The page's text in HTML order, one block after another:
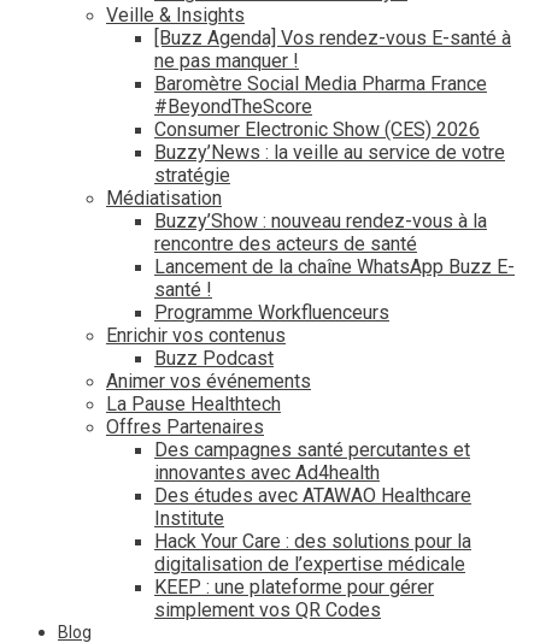
Veille & Insights
[Buzz Agenda] Vos rendez-vous E-santé à
ne pas manquer !
Baromètre Social Media Pharma France
#BeyondTheScore
Consumer Electronic Show (CES) 2026
Buzzy’News : la veille au service de votre
stratégie
Médiatisation
Buzzy’Show : nouveau rendez-vous à la
rencontre des acteurs de santé
Lancement de la chaîne WhatsApp Buzz E-
santé !
Programme Workfluenceurs
Enrichir vos contenus
Buzz Podcast
Animer vos événements
La Pause Healthtech
Offres Partenaires
Des campagnes santé percutantes et
innovantes avec Ad4health
Des études avec ATAWAO Healthcare
Institute
Hack Your Care : des solutions pour la
digitalisation de l’expertise médicale
KEEP : une plateforme pour gérer
simplement vos QR Codes
Blog